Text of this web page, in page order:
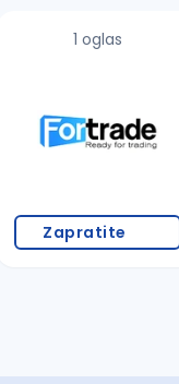
greške
za odabrani grad
1 oglas
Zapratite